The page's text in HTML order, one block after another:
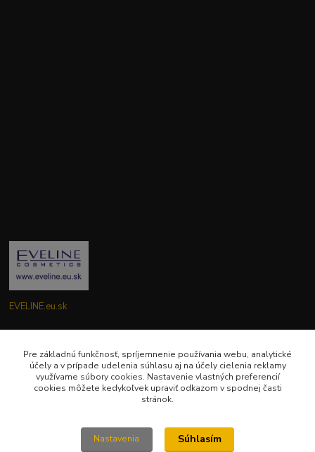
EVELINE.eu.sk
0949781904
(Po-Pia ) 9:00-18:00
eveline.eu.sk@gmail.com
Pre základnú funkčnosť, spríjemnenie používania webu, analytické
účely a v prípade udelenia súhlasu aj na účely cielenia reklamy
využívame súbory cookies. Nastavenie vlastných preferencií
cookies môžete kedykoľvek upraviť odkazom v spodnej časti
stránok.
Nastavenia Súhlasím